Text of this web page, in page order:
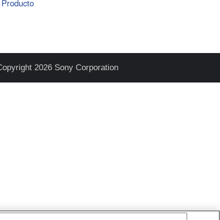
Producto
2026 Sony Corporation